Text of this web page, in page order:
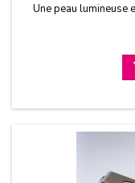
Une peau lumineuse